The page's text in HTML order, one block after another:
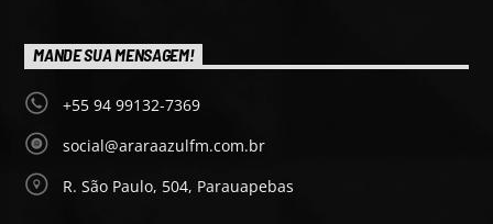
MANDE SUA MENSAGEM!
+55 94 99132-7369
social@araraazulfm.com.br
R. São Paulo, 504, Parauapebas